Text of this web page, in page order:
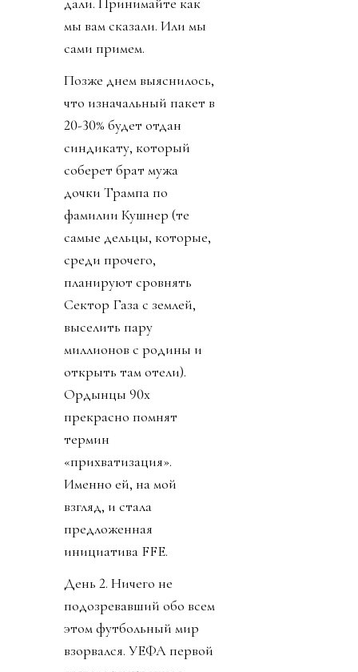
мы вам сказали. Или мы
сами примем.
Позже днем выяснилось,
что изначальный пакет в
20-30% будет отдан
синдикату, который
соберет брат мужа
дочки Трампа по
фамилии Кушнер (те
самые дельцы, которые,
среди прочего,
планируют сровнять
Сектор Газа с землей,
выселить пару
миллионов с родины и
открыть там отели).
Ордынцы 90х
прекрасно помнят
термин
«прихватизация».
Именно ей, на мой
взгляд, и стала
предложенная
инициатива FFE.
День 2. Ничего не
подозревавший обо всем
этом футбольный мир
взорвался. УЕФА первой